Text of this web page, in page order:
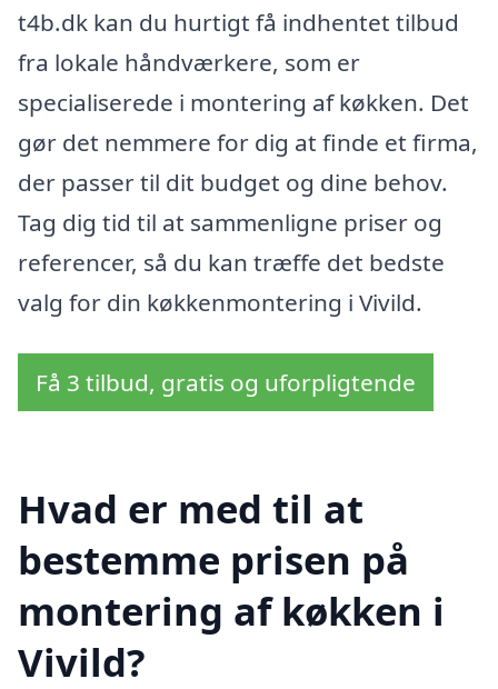
t4b.dk kan du hurtigt få indhentet tilbud
fra lokale håndværkere, som er
specialiserede i montering af køkken. Det
gør det nemmere for dig at finde et firma,
der passer til dit budget og dine behov.
Tag dig tid til at sammenligne priser og
referencer, så du kan træffe det bedste
valg for din køkkenmontering i Vivild.
Få 3 tilbud, gratis og uforpligtende
Hvad er med til at
bestemme prisen på
montering af køkken i
Vivild?